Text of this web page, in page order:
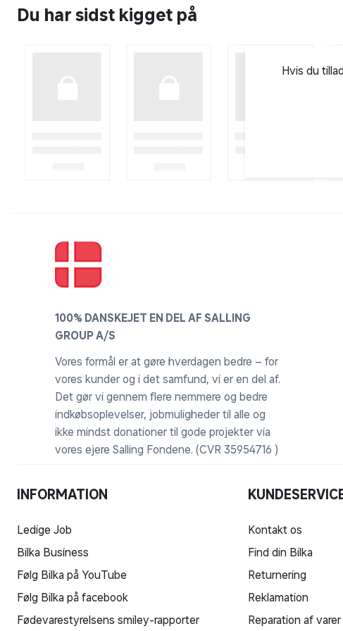
Du har sidst kigget på
Hvis du
100% DANSKEJET EN DEL AF SALLING
GROUP A/S
Vores formål er at gøre hverdagen bedre – for
vores kunder og i det samfund, vi er en del af.
Det gør vi gennem flere nemmere og bedre
indkøbsoplevelser, jobmuligheder til alle og
ikke mindst donationer til gode projekter via
vores ejere Salling Fondene. (CVR 35954716 )
INFORMATION
Ledige Job
Bilka Business
Følg Bilka på YouTube
Følg Bilka på facebook
Fødevarestyrelsens smiley-rapporter
Kontakt os
Find din Bilka
Returnering
Reklamation
Reparation af varer